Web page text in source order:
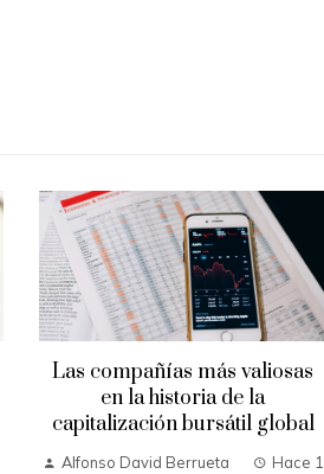
Las compañías más valiosas
en la historia de la
capitalización bursátil global
Alfonso David Berrueta
Hace 1